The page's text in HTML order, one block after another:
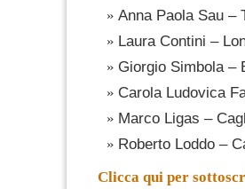
Anna Paola Sau –
Laura Contini –
Giorgio Simbola –
Carola Ludovica
Marco Ligas –
Roberto Loddo –
Clicca qui per